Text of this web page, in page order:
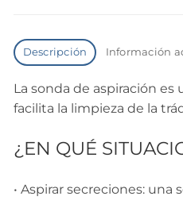
Descripción Información
La sonda de aspiración
facilita la limpieza de la
¿EN QUÉ
• Aspirar secreciones: